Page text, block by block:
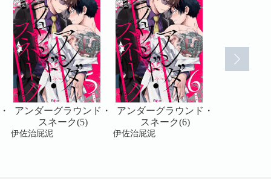
アンダーグラウンド・
スネーク(5)
伊佐治屁泥
アンダーグラウンド・
スネーク(6)
伊佐治屁泥